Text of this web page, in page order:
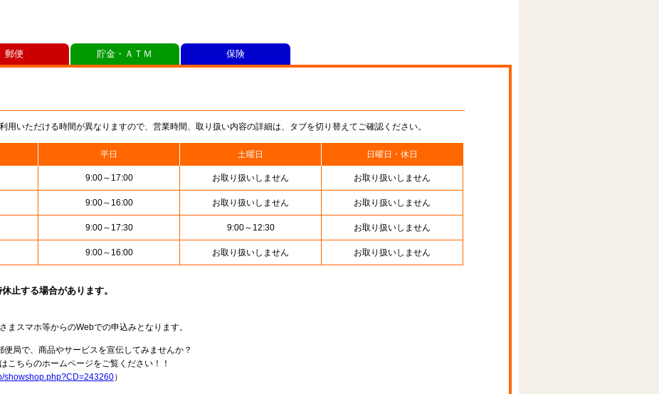
用いただける時間が異なりますので、営業時間、取り扱い内容の詳細は、タブを切り替えてご確認ください。
平日 土曜日 日曜日・休日
9:00～17:00 お取り扱いしません お取り扱いしません
9:00～16:00 お取り扱いしません お取り扱いしません
9:00～17:30 9:00～12:30 お取り扱いしません
9:00～16:00 お取り扱いしません お取り扱いしません
止する場合があります。
まスマホ等からのWebでの申込みとなります。
局で、商品やサービスを宣伝してみませんか？
こちらのホームページをご覧ください！！
showshop.php?CD=243260）
郵便 貯金・ＡＴＭ 保険